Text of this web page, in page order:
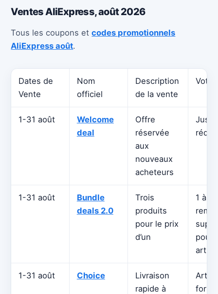
Ventes AliExpress, août 2026
Tous les coupons etcodes promotionnels
AliExpress août.
Dates de
Vente
Nom
officiel
Description
de la vente
Votre
1-31 août
Welcome
deal
Offre
réservée
aux
nouveaux
acheteurs
1-31 août
Bundle
deals 2.0
Trois
produits
pour le prix
d’un
1 à
pour
1-31 août Choice
Livraison
rapide à